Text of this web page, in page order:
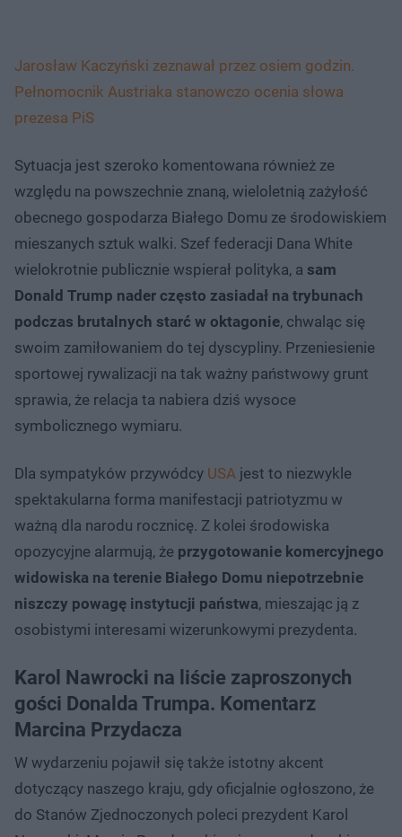
Jarosław Kaczyński zeznawał przez osiem godzin.
Pełnomocnik Austriaka stanowczo ocenia słowa
prezesa PiS
Sytuacja jest szeroko komentowana również ze
względu na powszechnie znaną, wieloletnią zażyłość
obecnego gospodarza Białego Domu ze środowiskiem
mieszanych sztuk walki. Szef federacji Dana White
wielokrotnie publicznie wspierał polityka, a sam
Donald Trump nader często zasiadał na trybunach
podczas brutalnych starć w oktagonie, chwaląc się
swoim zamiłowaniem do tej dyscypliny. Przeniesienie
sportowej rywalizacji na tak ważny państwowy grunt
sprawia, że relacja ta nabiera dziś wysoce
symbolicznego wymiaru.
Dla sympatyków przywódcy USA jest to niezwykle
spektakularna forma manifestacji patriotyzmu w
ważną dla narodu rocznicę. Z kolei środowiska
opozycyjne alarmują, że przygotowanie komercyjnego
widowiska na terenie Białego Domu niepotrzebnie
niszczy powagę instytucji państwa, mieszając ją z
osobistymi interesami wizerunkowymi prezydenta.
Karol Nawrocki na liście zaproszonych
gości Donalda Trumpa. Komentarz
Marcina Przydacza
W wydarzeniu pojawił się także istotny akcent
dotyczący naszego kraju, gdy oficjalnie ogłoszono, że
do Stanów Zjednoczonych poleci prezydent Karol